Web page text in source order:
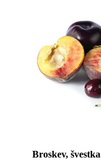
Broskev,